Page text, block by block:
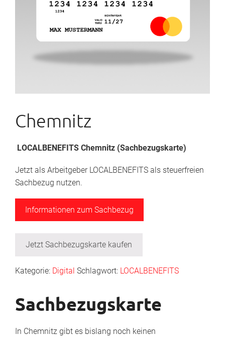
Chemnitz
LOCALBENEFITS Chemnitz (Sachbezugskarte)
Jetzt als Arbeitgeber LOCALBENEFITS als steuerfreien
Sachbezug nutzen.
Informationen zum Sachbezug
Jetzt Sachbezugskarte kaufen
Kategorie: Digital Schlagwort: LOCALBENEFITS
Sachbezugskarte
In Chemnitz gibt es bislang noch keinen